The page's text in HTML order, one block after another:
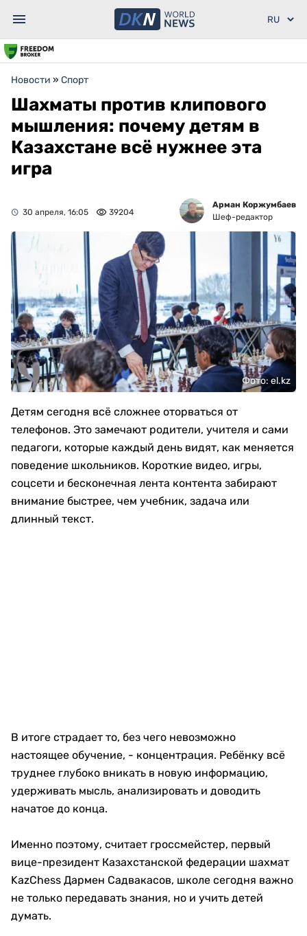
Новости » Спорт
Шахматы против клипового
мышления: почему детям в
Казахстане всё нужнее эта
игра
30 апреля, 16:05 39204
Арман Коржумбаев
Шеф-редактор
Фото: el.kz
Детям сегодня всё сложнее оторваться от
телефонов. Это замечают родители, учителя и сами
педагоги, которые каждый день видят, как меняется
поведение школьников. Короткие видео, игры,
соцсети и бесконечная лента контента забирают
внимание быстрее, чем учебник, задача или
длинный текст.
В итоге страдает то, без чего невозможно
настоящее обучение, - концентрация. Ребёнку всё
труднее глубоко вникать в новую информацию,
удерживать мысль, анализировать и доводить
начатое до конца.
Именно поэтому, считает гроссмейстер, первый
вице-президент Казахстанской федерации шахмат
KazChess Дармен Садвакасов, школе сегодня важно
не только передавать знания, но и учить детей
думать.